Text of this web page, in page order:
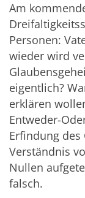
Am
Personen:
wieder wird
eigentlich?
erklären
Entweder-
Erfindung
Verständnis
Nullen
falsch.